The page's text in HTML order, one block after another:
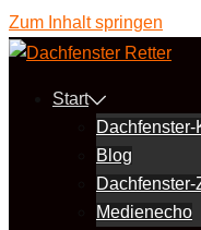
Zum Inhalt springen
Start
Dachfenster-
Blog
Dachfenster-
Medienecho